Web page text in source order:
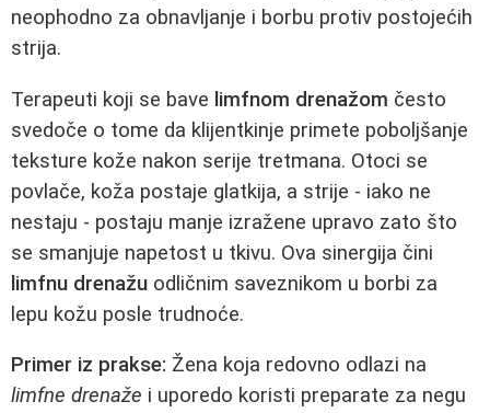
neophodno za obnavljanje i borbu protiv postojećih
strija.
Terapeuti koji se bave limfnom drenažom često
svedoče o tome da klijentkinje primete poboljšanje
teksture kože nakon serije tretmana. Otoci se
povlače, koža postaje glatkija, a strije - iako ne
nestaju - postaju manje izražene upravo zato što
se smanjuje napetost u tkivu. Ova sinergija čini
limfnu drenažu odličnim saveznikom u borbi za
lepu kožu posle trudnoće.
Primer iz prakse: Žena koja redovno odlazi na
limfne drenaže i uporedo koristi preparate za negu